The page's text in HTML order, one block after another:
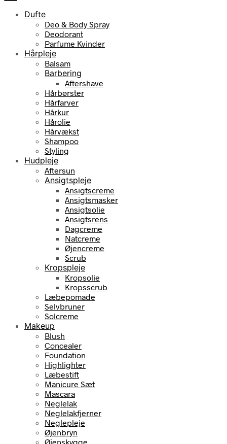
Dufte
Deo & Body Spray
Deodorant
Parfume Kvinder
Hårpleje
Balsam
Barbering
Aftershave
Hårbørster
Hårfarver
Hårkur
Hårolie
Hårvækst
Shampoo
Styling
Hudpleje
Aftersun
Ansigtspleje
Ansigtscreme
Ansigtsmasker
Ansigtsolie
Ansigtsrens
Dagcreme
Natcreme
Øjencreme
Scrub
Kropspleje
Kropsolie
Kropsscrub
Læbepomade
Selvbruner
Solcreme
Makeup
Blush
Concealer
Foundation
Highlighter
Læbestift
Manicure Sæt
Mascara
Neglelak
Neglelakfjerner
Neglepleje
Øjenbryn
Øjenskygge